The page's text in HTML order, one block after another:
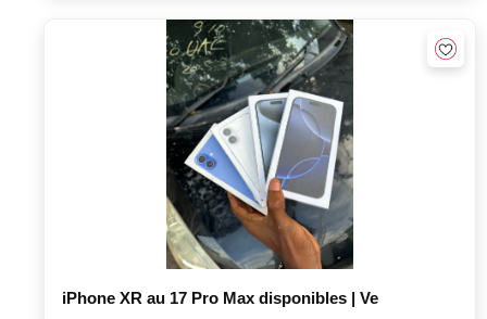
iPhone XR au 17 Pro Max disponibles | Ve